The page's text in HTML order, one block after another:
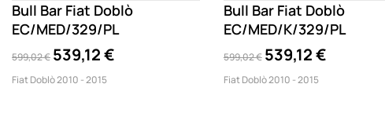
Bull Bar Fiat Doblò
EC/MED/329/PL
599,02 € 539,12 €
Fiat Doblò 2010 - 2015
Bull Bar Fiat Doblò
EC/MED/K/329/PL
599,02 € 539,12 €
Fiat Doblò 2010 - 2015